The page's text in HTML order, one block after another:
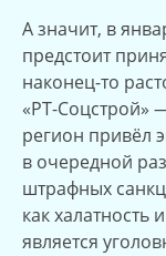
А значит, в
предстоит
наконец-то
«РТ-Соцстрой»
регион привёл
в очередной
штрафных
как
является